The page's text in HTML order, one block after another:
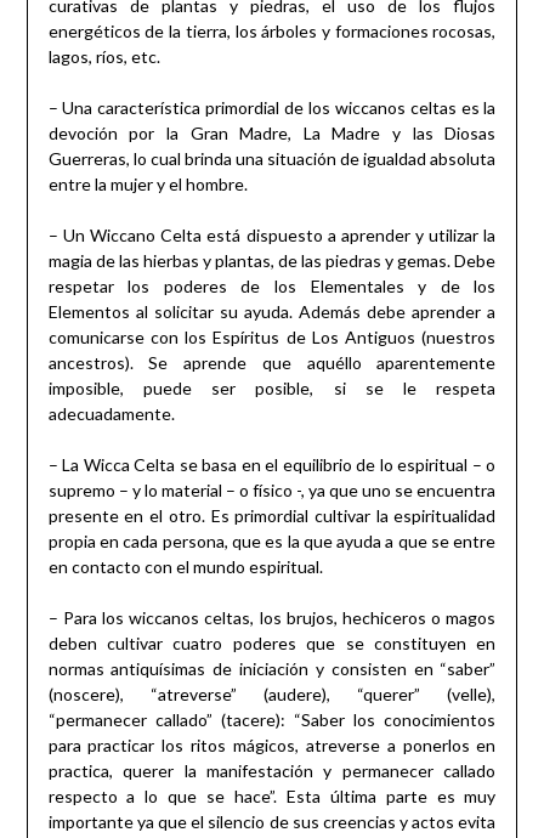
curativas de plantas y piedras, el uso de los flujos
energéticos de la tierra, los árboles y formaciones rocosas,
lagos, ríos, etc.
– Una característica primordial de los wiccanos celtas es la
devoción por la Gran Madre, La Madre y las Diosas
Guerreras, lo cual brinda una situación de igualdad absoluta
entre la mujer y el hombre.
– Un Wiccano Celta está dispuesto a aprender y utilizar la
magia de las hierbas y plantas, de las piedras y gemas. Debe
respetar los poderes de los Elementales y de los
Elementos al solicitar su ayuda. Además debe aprender a
comunicarse con los Espíritus de Los Antiguos (nuestros
ancestros). Se aprende que aquéllo aparentemente
imposible, puede ser posible, si se le respeta
adecuadamente.
– La Wicca Celta se basa en el equilibrio de lo espiritual – o
supremo – y lo material – o físico -, ya que uno se encuentra
presente en el otro. Es primordial cultivar la espiritualidad
propia en cada persona, que es la que ayuda a que se entre
en contacto con el mundo espiritual.
– Para los wiccanos celtas, los brujos, hechiceros o magos
deben cultivar cuatro poderes que se constituyen en
normas antiquísimas de iniciación y consisten en “saber”
(noscere), “atreverse” (audere), “querer” (velle),
“permanecer callado” (tacere): “Saber los conocimientos
para practicar los ritos mágicos, atreverse a ponerlos en
practica, querer la manifestación y permanecer callado
respecto a lo que se hace”. Esta última parte es muy
importante ya que el silencio de sus creencias y actos evita